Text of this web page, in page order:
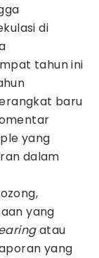
di
tahun ini
baru
yang
dalam
yang
atau
yang